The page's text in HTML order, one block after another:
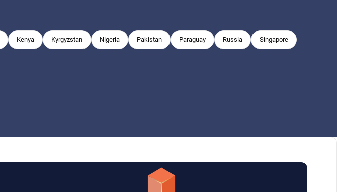
Kenya Kyrgyzstan Nigeria Pakistan Paraguay Russia Singapore